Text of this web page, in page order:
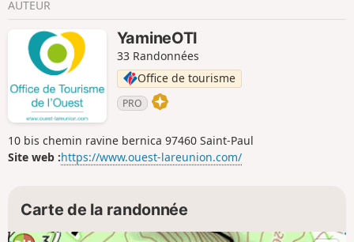
AUTEUR
YamineOTI
33 Randonnées
Office de tourisme
PRO
10 bis chemin ravine bernica 97460 Saint-Paul
Site web :https://www.ouest-lareunion.com/
Carte de la randonnée